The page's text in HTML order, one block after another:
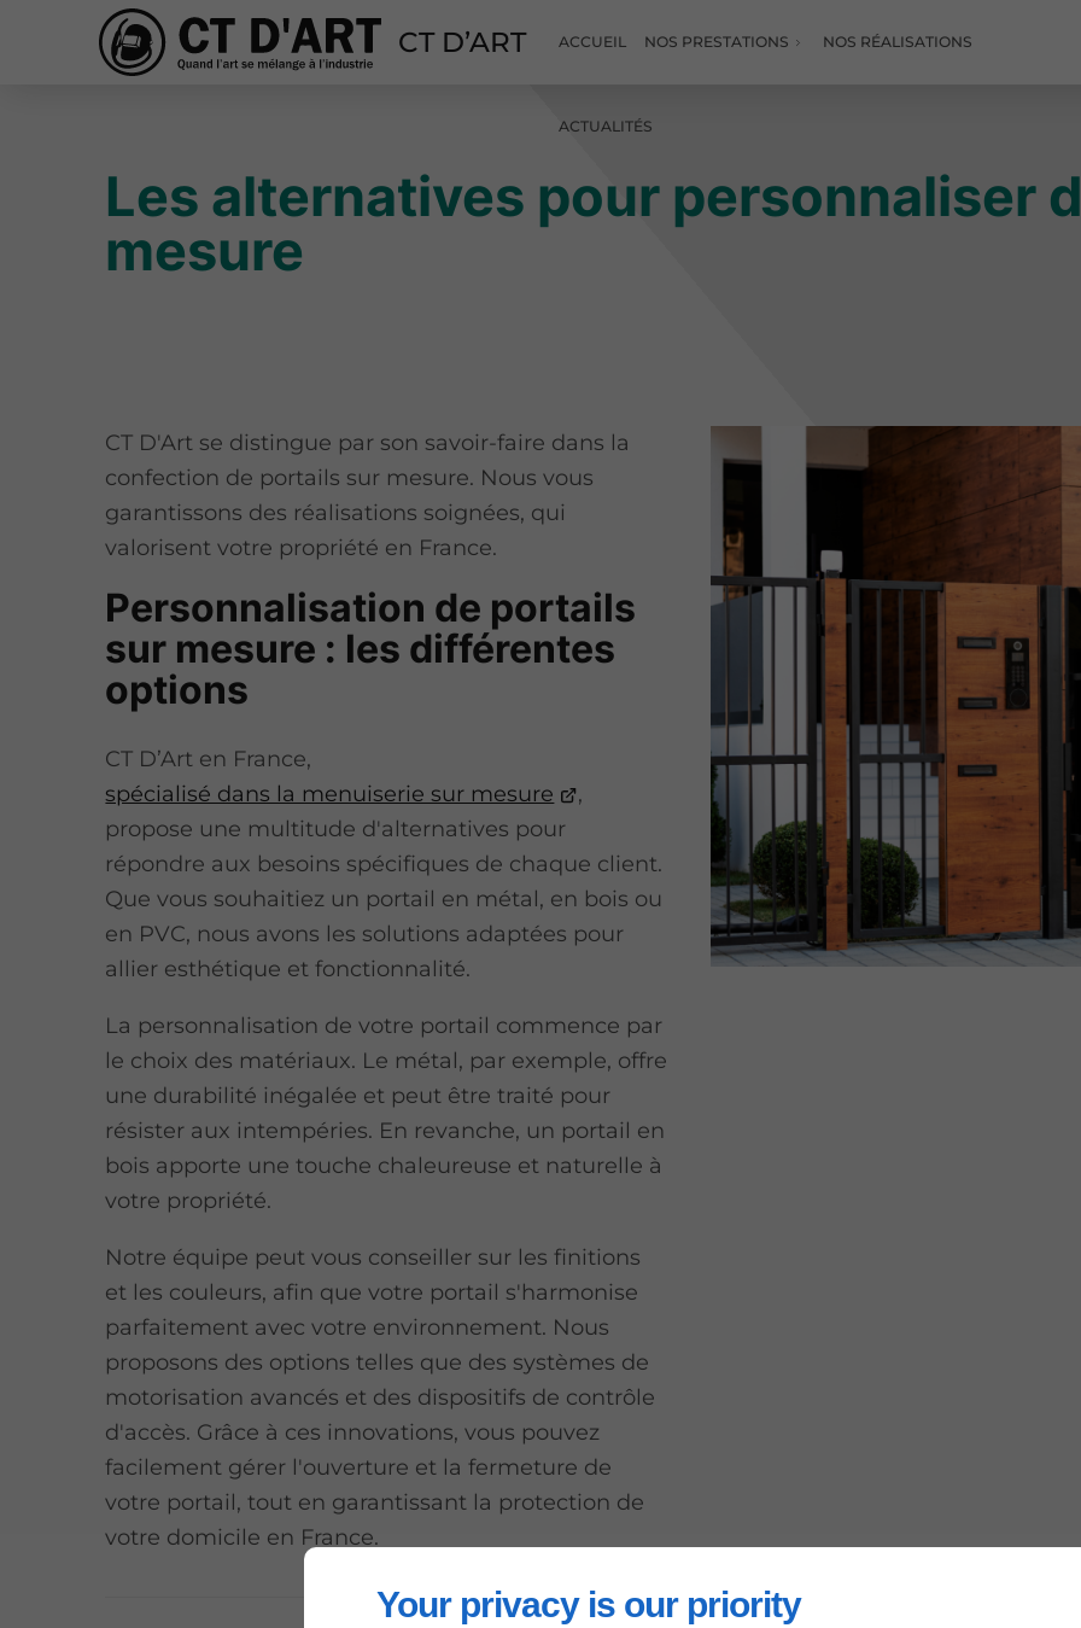
Your privacy is our priority
CT D’ART ACCUEIL NOS PRESTATIONS NOS RÉALISATIONS
ACTUALITÉS
Les alternatives pour personnaliser
mesure
CT D'Art se distingue par son savoir-faire dans la
confection de portails sur mesure. Nous vous
garantissons des réalisations soignées, qui
valorisent votre propriété en France.
Personnalisation de portails
sur mesure : les différentes
options
CT D’Art en France,
spécialisé dans la menuiserie sur mesure
,
propose une multitude d'alternatives pour
répondre aux besoins spécifiques de chaque client.
Que vous souhaitiez un portail en métal, en bois ou
en PVC, nous avons les solutions adaptées pour
allier esthétique et fonctionnalité.
La personnalisation de votre portail commence par
le choix des matériaux. Le métal, par exemple, offre
une durabilité inégalée et peut être traité pour
résister aux intempéries. En revanche, un portail en
bois apporte une touche chaleureuse et naturelle à
votre propriété.
Notre équipe peut vous conseiller sur les finitions
et les couleurs, afin que votre portail s'harmonise
parfaitement avec votre environnement. Nous
proposons des options telles que des systèmes de
motorisation avancés et des dispositifs de contrôle
d'accès. Grâce à ces innovations, vous pouvez
facilement gérer l'ouverture et la fermeture de
votre portail, tout en garantissant la protection de
votre domicile en France.